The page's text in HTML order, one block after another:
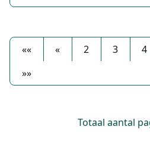
«« « 2 3 4
»»
Totaal aantal